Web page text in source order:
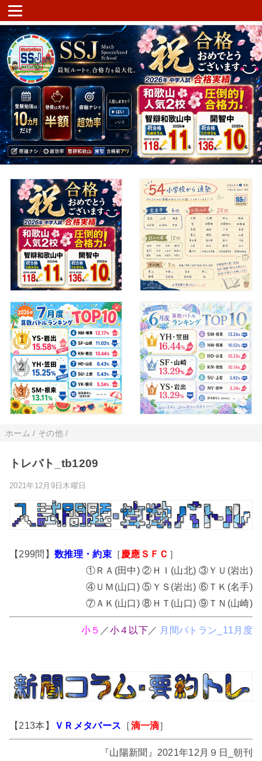
ホーム / その他/
トレバト_tb1209
2021年12月9日木曜日
【299問】 数推理・約束［ 慶應ＳＦＣ ］
①ＲＡ(田中) ②ＨＩ(山北) ③ＹＵ(岩出)
④ＵＭ(山口) ⑤ＹＳ(岩出) ⑥ＴＫ(名手)
⑦ＡＫ(山口) ⑧ＨＴ(山口) ⑨ＴＮ(山崎)
小５ ／小４以下／ 月間バトラン_11月度
【213本】 ＶＲメタバース ［滴一滴］
『山陽新聞』2021年12月９日_朝刊